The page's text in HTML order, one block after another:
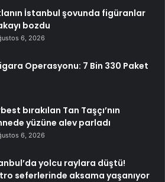
İstanbul şovunda figüranlar
bozdu
6, 2026
Operasyonu: 7 Bin 330 Paket
bırakılan Tan Taşçı’nın
yüzüne alev parladı
6, 2026
yolcu raylara düştü!
seferlerinde aksama yaşanıyor